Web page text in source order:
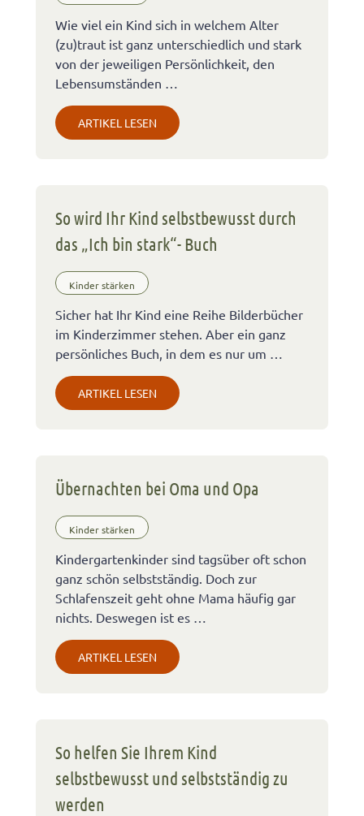
Wie viel ein Kind sich in welchem Alter
(zu)traut ist ganz unterschiedlich und stark
von der jeweiligen Persönlichkeit, den
Lebensumständen …
ARTIKEL LESEN
So wird Ihr Kind selbstbewusst durch
das „Ich bin stark“- Buch
Kinder stärken
Sicher hat Ihr Kind eine Reihe Bilderbücher
im Kinderzimmer stehen. Aber ein ganz
persönliches Buch, in dem es nur um …
ARTIKEL LESEN
Übernachten bei Oma und Opa
Kinder stärken
Kindergartenkinder sind tagsüber oft schon
ganz schön selbstständig. Doch zur
Schlafenszeit geht ohne Mama häufig gar
nichts. Deswegen ist es …
ARTIKEL LESEN
So helfen Sie Ihrem Kind
selbstbewusst und selbstständig zu
werden